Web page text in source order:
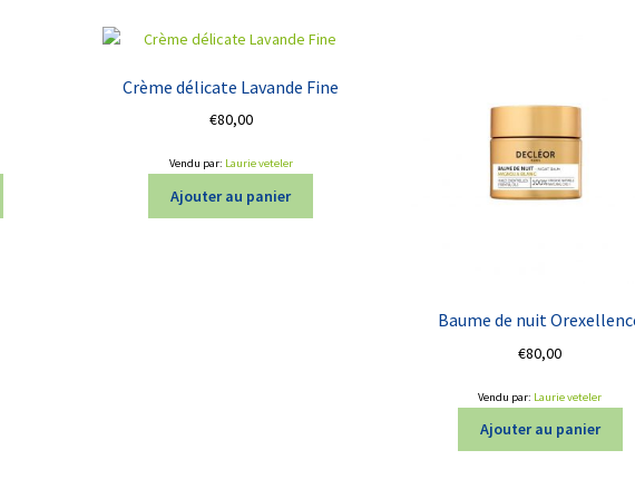
Crème délicate Lavande Fine
€80,00
Vendu par: Laurie veteler
Ajouter au panier
Baume de nuit
€80,00
Vendu par: Laurie veteler
Ajouter au panier